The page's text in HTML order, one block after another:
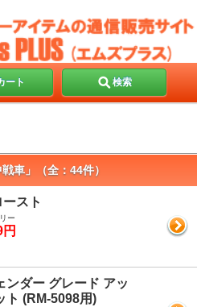
ート 検索
車」（全：44件）
スト
ー
ンダー グレード アッ
ト (RM-5098用)